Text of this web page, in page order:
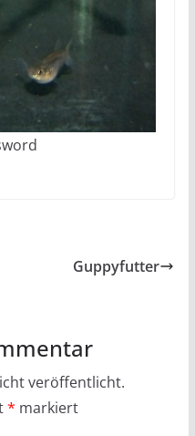
Guppyfutter
veröffentlicht.
* markiert